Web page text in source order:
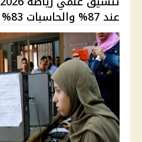
عند 87% والحاسبات 83% وأماكن بال...